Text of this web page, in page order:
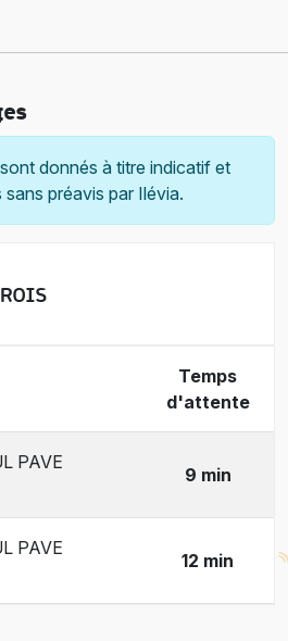
donnés à titre indicatif et
préavis par Ilévia.
Temps
d'attente
PAVE
9 min
PAVE
12 min